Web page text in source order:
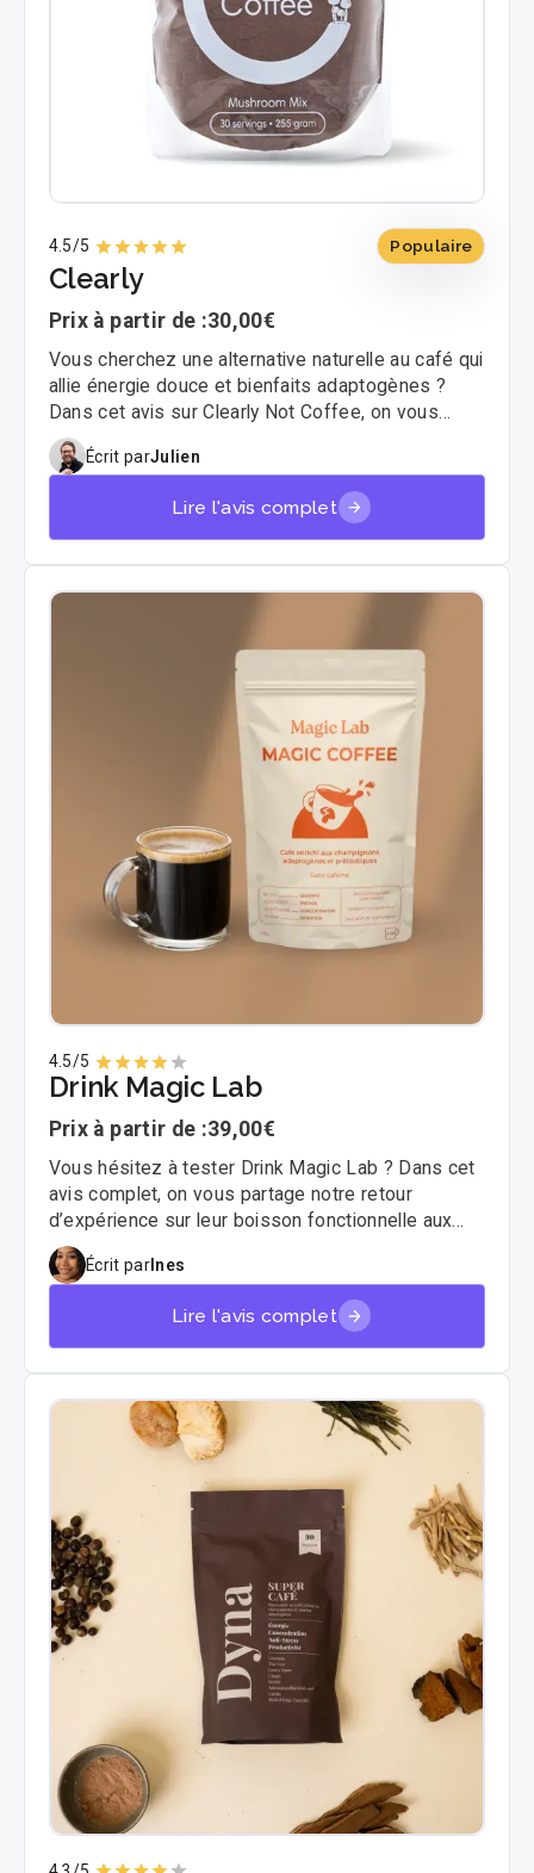
4.5/5 Populaire
Clearly
Prix à partir de :30,00€
Vous cherchez une alternative naturelle au café qui
allie énergie douce et bienfaits adaptogènes ?
Dans cet avis sur Clearly Not Coffee, on vous
partage notre test complet de cette boisson
innovante qui fait parler d’elle. 🌿
Écrit parJulien
Lire l'avis complet
4.5/5
Drink Magic Lab
Prix à partir de :39,00€
Vous hésitez à tester Drink Magic Lab ? Dans cet
avis complet, on vous partage notre retour
d’expérience sur leur boisson fonctionnelle aux
champignons adaptogènes, entre innovation, goût
et bienfaits naturels. Spoiler : c’est loin d’être une
Écrit parInes
Lire l'avis complet